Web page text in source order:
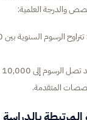
والدرجة العلمية:
المتقدمة.
بالدراسة